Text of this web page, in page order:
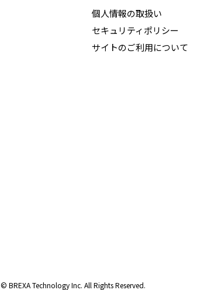
個人情報の取扱い
セキュリティポリシー
サイトのご利用について
© BREXA Technology Inc. All Rights Reserved.